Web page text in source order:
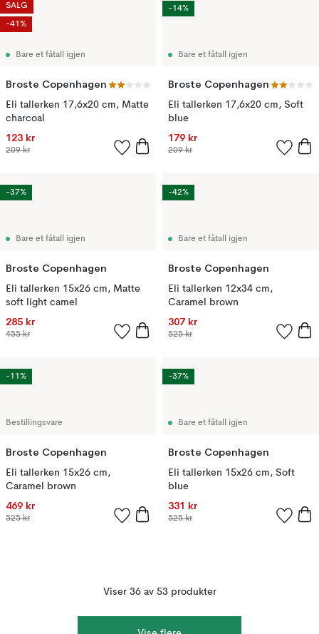
Bare et fåtall igjen
Broste Copenhagen
Eli tallerken 17,6x20 cm, Matte
charcoal
123 kr
209 kr
SALG
-41%
Bare et fåtall igjen
Broste Copenhagen
Eli tallerken 17,6x20 cm, Soft
blue
179 kr
209 kr
-14%
Bare et fåtall igjen
Broste Copenhagen
Eli tallerken 15x26 cm, Matte
soft light camel
285 kr
455 kr
-37%
Bare et fåtall igjen
Broste Copenhagen
Eli tallerken 12x34 cm,
Caramel brown
307 kr
525 kr
-42%
Bestillingsvare
Broste Copenhagen
Eli tallerken 15x26 cm,
Caramel brown
469 kr
525 kr
-11%
Bare et fåtall igjen
Broste Copenhagen
Eli tallerken 15x26 cm, Soft
blue
331 kr
525 kr
-37%
Viser 36 av 53 produkter